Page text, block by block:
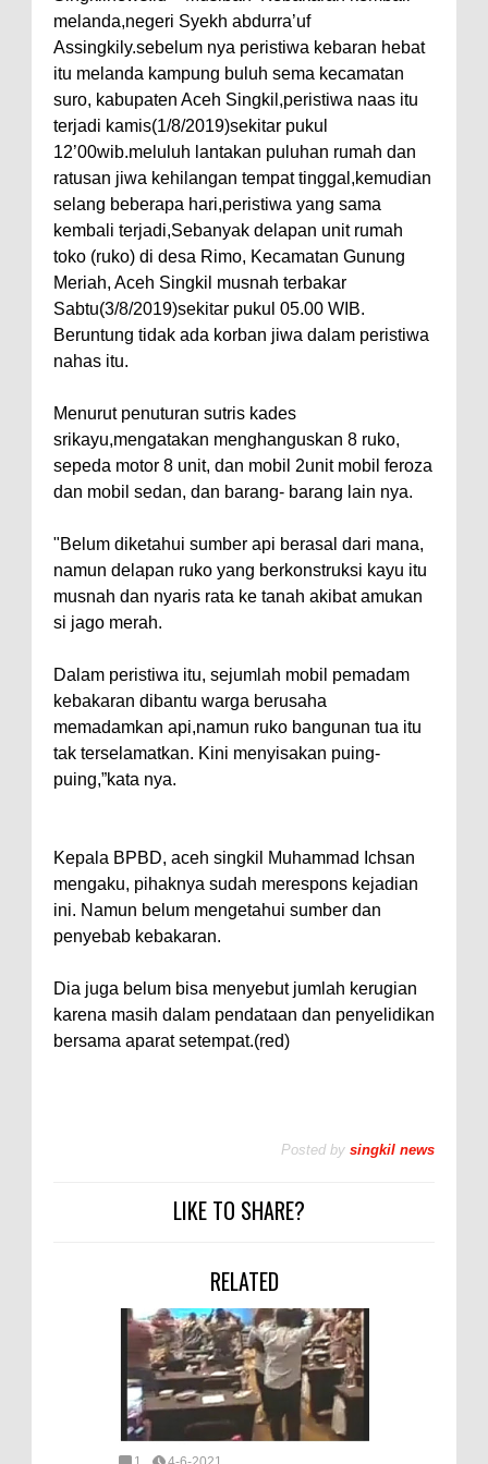
melanda,negeri Syekh abdurra’uf
Assingkily.sebelum nya peristiwa kebaran hebat
itu melanda kampung buluh sema kecamatan
suro, kabupaten Aceh Singkil,peristiwa naas itu
terjadi kamis(1/8/2019)sekitar pukul
12’00wib.meluluh lantakan puluhan rumah dan
ratusan jiwa kehilangan tempat tinggal,kemudian
selang beberapa hari,peristiwa yang sama
kembali terjadi,Sebanyak delapan unit rumah
toko (ruko) di desa Rimo, Kecamatan Gunung
Meriah, Aceh Singkil musnah terbakar
Sabtu(3/8/2019)sekitar pukul 05.00 WIB.
Beruntung tidak ada korban jiwa dalam peristiwa
nahas itu.
Menurut penuturan sutris kades
srikayu,mengatakan menghanguskan 8 ruko,
sepeda motor 8 unit, dan mobil 2unit mobil feroza
dan mobil sedan, dan barang- barang lain nya.
"Belum diketahui sumber api berasal dari mana,
namun delapan ruko yang berkonstruksi kayu itu
musnah dan nyaris rata ke tanah akibat amukan
si jago merah.
Dalam peristiwa itu, sejumlah mobil pemadam
kebakaran dibantu warga berusaha
memadamkan api,namun ruko bangunan tua itu
tak terselamatkan. Kini menyisakan puing-
puing,”kata nya.
Kepala BPBD, aceh singkil Muhammad Ichsan
mengaku, pihaknya sudah merespons kejadian
ini. Namun belum mengetahui sumber dan
penyebab kebakaran.
Dia juga belum bisa menyebut jumlah kerugian
karena masih dalam pendataan dan penyelidikan
bersama aparat setempat.(red)
Posted by singkil news
LIKE TO SHARE?
RELATED